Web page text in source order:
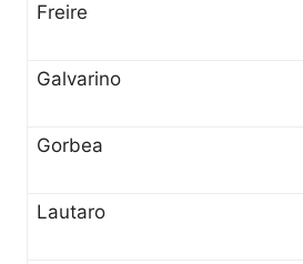
Freire
Galvarino
Gorbea
Lautaro